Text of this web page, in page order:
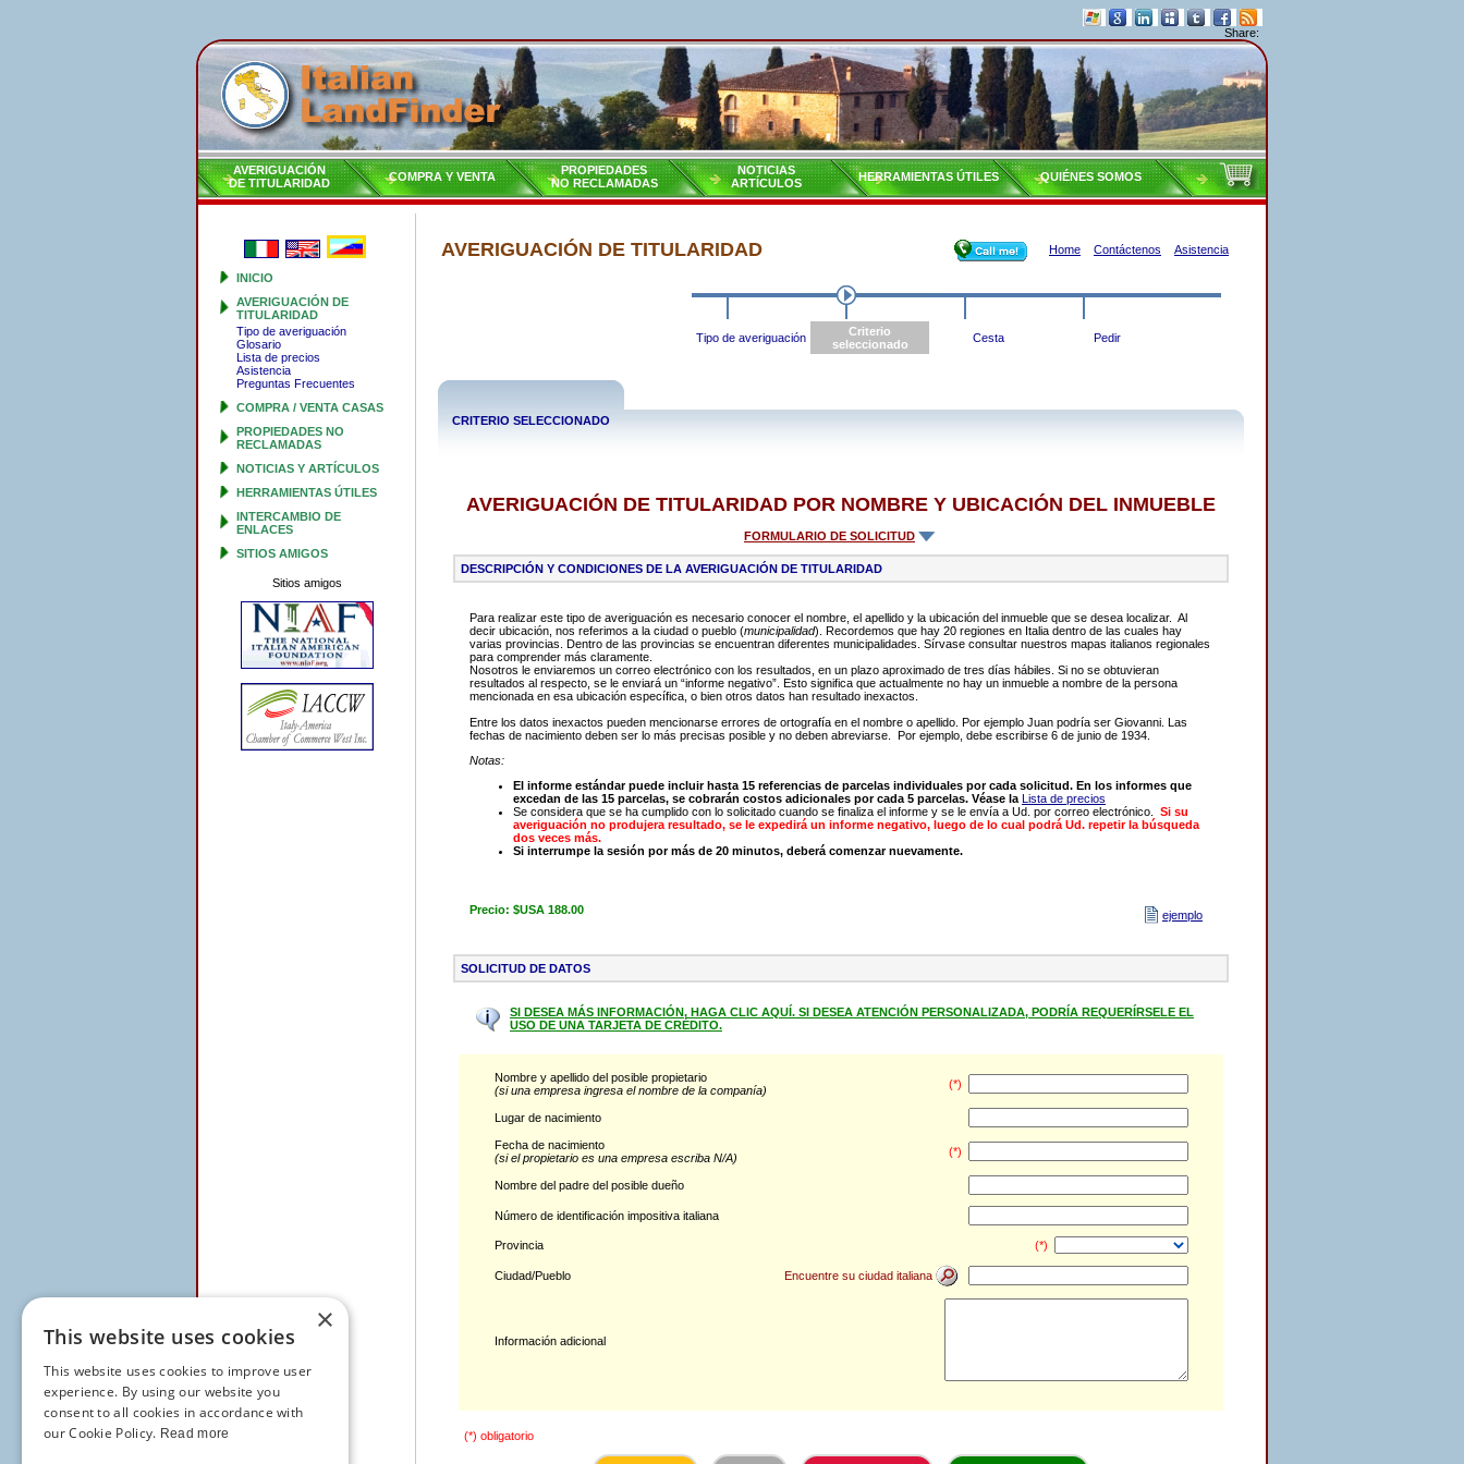
Share:
AVERIGUACIÓN
DE TITULARIDAD
COMPRA Y VENTA
PROPIEDADES
NO RECLAMADAS
NOTICIAS
ARTÍCULOS
HERRAMIENTAS ÚTILES QUIÉNES SOMOS
INICIO
AVERIGUACIÓN DE
TITULARIDAD
Tipo de averiguación
Glosario
Lista de precios
Asistencia
Preguntas Frecuentes
COMPRA / VENTA CASAS
PROPIEDADES NO
RECLAMADAS
NOTICIAS Y ARTÍCULOS
HERRAMIENTAS ÚTILES
INTERCAMBIO DE
ENLACES
SITIOS AMIGOS
Sitios amigos
AVERIGUACIÓN DE TITULARIDAD Home Contáctenos Asistencia
Tipo de averiguación
Criterio
seleccionado
Cesta Pedir
CRITERIO SELECCIONADO
AVERIGUACIÓN DE TITULARIDAD POR NOMBRE Y UBICACIÓN DEL INMUEBLE
FORMULARIO DE SOLICITUD
DESCRIPCIÓN Y CONDICIONES DE LA AVERIGUACIÓN DE TITULARIDAD
Para realizar este tipo de averiguación es necesario conocer el nombre, el apellido y la ubicación del inmueble que se desea localizar. Al
decir ubicación, nos referimos a la ciudad o pueblo (municipalidad). Recordemos que hay 20 regiones en Italia dentro de las cuales hay
varias provincias. Dentro de las provincias se encuentran diferentes municipalidades. Sírvase consultar nuestros mapas italianos regionales
para comprender más claramente.
Nosotros le enviaremos un correo electrónico con los resultados, en un plazo aproximado de tres días hábiles. Si no se obtuvieran
resultados al respecto, se le enviará un “informe negativo”. Esto significa que actualmente no hay un inmueble a nombre de la persona
mencionada en esa ubicación específica, o bien otros datos han resultado inexactos.
Entre los datos inexactos pueden mencionarse errores de ortografía en el nombre o apellido. Por ejemplo Juan podría ser Giovanni. Las
fechas de nacimiento deben ser lo más precisas posible y no deben abreviarse.
Por ejemplo, debe escribirse 6 de junio de 1934.
Notas:
El informe estándar puede incluir hasta 15 referencias de parcelas individuales por cada solicitud. En los informes que
excedan de las 15 parcelas, se cobrarán costos adicionales por cada 5 parcelas. Véase la Lista de precios
Se considera que se ha cumplido con lo solicitado cuando se finaliza el informe y se le envía a Ud. por correo electrónico. Si su
averiguación no produjera resultado, se le expedirá un informe negativo, luego de lo cual podrá Ud. repetir la búsqueda
dos veces más.
Si interrumpe la sesión por más de 20 minutos, deberá comenzar nuevamente.
Precio: $USA 188.00 ejemplo
SOLICITUD DE DATOS
SI DESEA MÁS INFORMACIÓN, HAGA CLIC AQUÍ. SI DESEA ATENCIÓN PERSONALIZADA, PODRÍA REQUERÍRSELE EL
USO DE UNA TARJETA DE CRÉDITO.
Nombre y apellido del posible propietario
(si una empresa ingresa el nombre de la companía)
(*)
Lugar de nacimiento
Fecha de nacimiento
(si el propietario es una empresa escriba N/A)
(*)
Nombre del padre del posible dueño
Número de identificación impositiva italiana
Provincia (*)
Ciudad/Pueblo Encuentre su ciudad italiana
Información adicional
(*) obligatorio
×
This website uses cookies
This website uses cookies to improve user
experience. By using our website you
consent to all cookies in accordance with
our Cookie Policy. Read more